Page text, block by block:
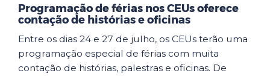
Programação de férias nos CEUs oferece
contação de histórias e oficinas
Entre os dias 24 e 27 de julho, os CEUs terão uma
programação especial de férias com muita
contação de histórias, palestras e oficinas. De